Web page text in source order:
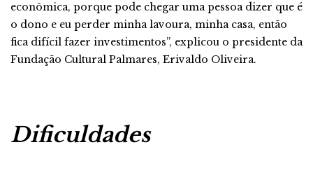
econômica, porque pode chegar uma pessoa dizer que é
o dono e eu perder minha lavoura, minha casa, então
fica difícil fazer investimentos”, explicou o presidente da
Fundação Cultural Palmares, Erivaldo Oliveira.
Dificuldades